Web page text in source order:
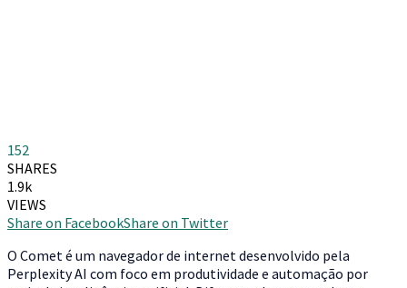
152
SHARES
1.9k
VIEWS
Share on FacebookShare on Twitter
O Comet é um navegador de internet desenvolvido pela
Perplexity AI com foco em produtividade e automação por